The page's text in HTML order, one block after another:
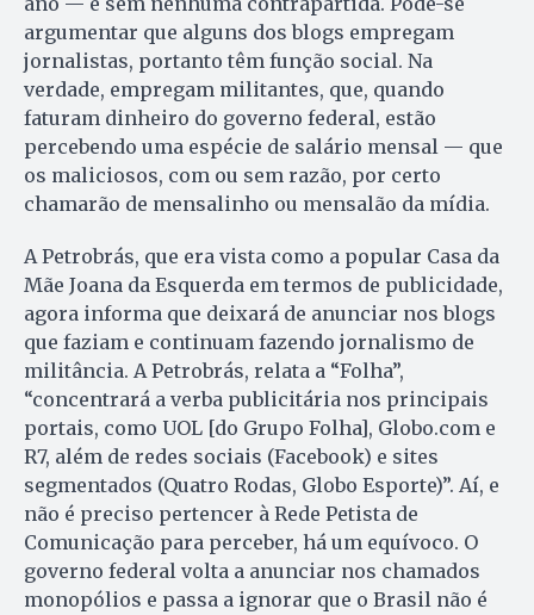
argumentar que alguns dos blogs empregam
jornalistas, portanto têm função social. Na
verdade, empregam militantes, que, quando
faturam dinheiro do governo federal, estão
percebendo uma espécie de salário mensal — que
os maliciosos, com ou sem razão, por certo
chamarão de mensalinho ou mensalão da mídia.
A Petrobrás, que era vista como a popular Casa da
Mãe Joana da Esquerda em termos de publicidade,
agora informa que deixará de anunciar nos blogs
que faziam e continuam fazendo jornalismo de
militância. A Petrobrás, relata a “Folha”,
“concentrará a verba publicitária nos principais
portais, como UOL [do Grupo Folha], Globo.com e
R7, além de redes sociais (Facebook) e sites
segmentados (Quatro Rodas, Globo Esporte)”. Aí, e
não é preciso pertencer à Rede Petista de
Comunicação para perceber, há um equívoco. O
governo federal volta a anunciar nos chamados
monopólios e passa a ignorar que o Brasil não é